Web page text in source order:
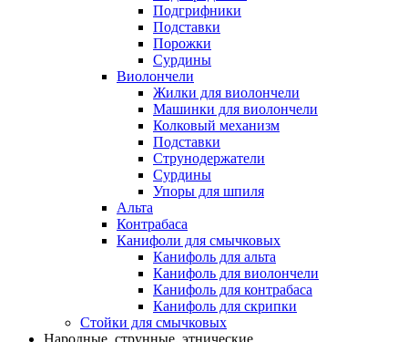
Подгрифники
Подставки
Порожки
Сурдины
Виолончели
Жилки для виолончели
Машинки для виолончели
Колковый механизм
Подставки
Струнодержатели
Сурдины
Упоры для шпиля
Альта
Контрабаса
Канифоли для смычковых
Канифоль для альта
Канифоль для виолончели
Канифоль для контрабаса
Канифоль для скрипки
Стойки для смычковых
Народные, струнные, этнические